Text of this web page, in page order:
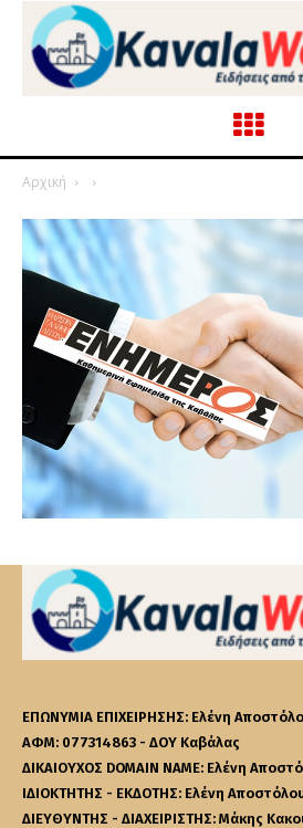
Αρχική
ΕΠΩΝΥΜΙΑ ΕΠΙΧΕΙΡΗΣΗΣ: Ελένη
ΑΦΜ: 077314863 - ΔΟΥ Καβάλας
ΔΙΚΑΙΟΥΧΟΣ DOMAIN NAME: Ελένη
ΙΔΙΟΚΤΗΤΗΣ - ΕΚΔΟΤΗΣ: Ελένη
ΔΙΕΥΘΥΝΤΗΣ - ΔΙΑΧΕΙΡΙΣΤΗΣ: Μάκης